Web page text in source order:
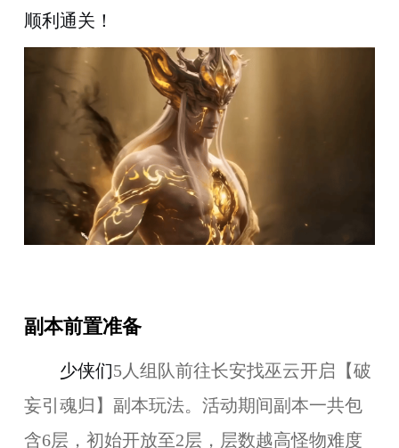
顺利通关！
副本前置准备
少侠们5人组队前往长安找巫云开启【破
妄引魂归】副本玩法。活动期间副本一共包
含6层，初始开放至2层，层数越高怪物难度